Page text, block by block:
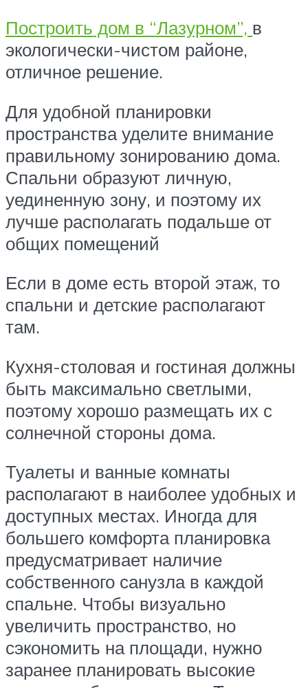
Построить дом в “Лазурном”, в
экологически-чистом районе,
отличное решение.
Для удобной планировки
пространства уделите внимание
правильному зонированию дома.
Спальни образуют личную,
уединенную зону, и поэтому их
лучше располагать подальше от
общих помещений
Если в доме есть второй этаж, то
спальни и детские располагают
там.
Кухня-столовая и гостиная должны
быть максимально светлыми,
поэтому хорошо размещать их с
солнечной стороны дома.
Туалеты и ванные комнаты
располагают в наиболее удобных и
доступных местах. Иногда для
большего комфорта планировка
предусматривает наличие
собственного санузла в каждой
спальне. Чтобы визуально
увеличить пространство, но
сэкономить на площади, нужно
заранее планировать высокие